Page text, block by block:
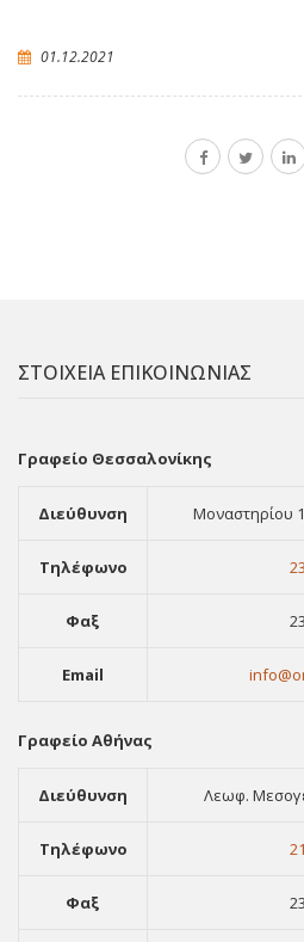
01.12.2021
ΣΤΟΙΧΕΙΑ ΕΠΙΚΟΙΝΩΝΙΑΣ
Γραφείο Θεσσαλονίκης
Διεύθυνση Μοναστηρίου
Τηλέφωνο
Φαξ
Email
Γραφείο Αθήνας
Διεύθυνση Λεωφ.
Τηλέφωνο
Φαξ